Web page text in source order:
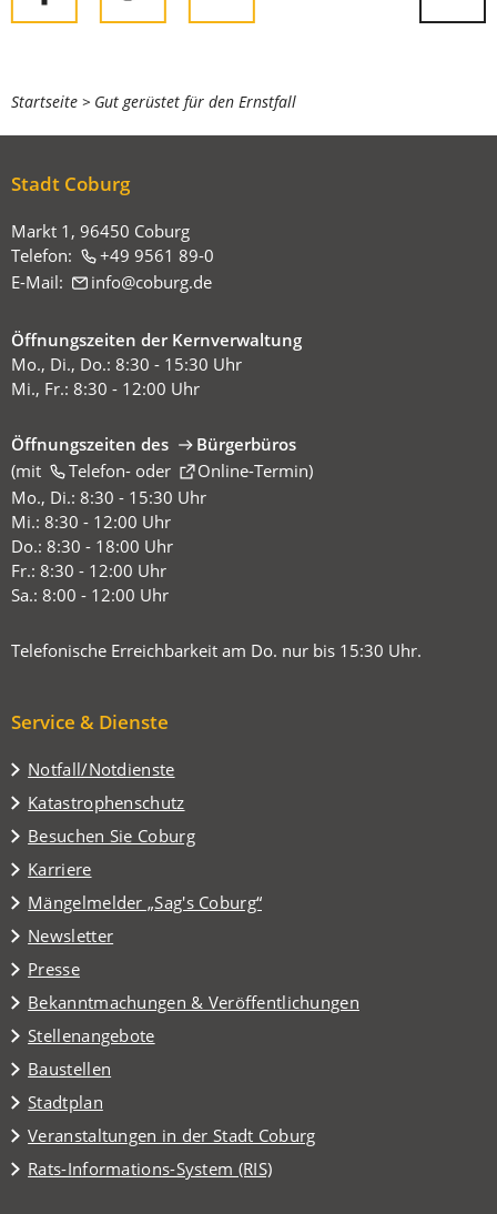
Sie
befinden
sich
Startseite Gut gerüstet für den Ernstfall
Stadt Coburg
Markt 1, 96450 Coburg
Telefon:
+49 9561 89-0
E-Mail:
info coburg de
Öffnungszeiten der Kernverwaltung
Mo., Di., Do.: 8:30 - 15:30 Uhr
Mi., Fr.: 8:30 - 12:00 Uhr
Öffnungszeiten des
Bürgerbüros
(mit
Telefon-oder Online-Termin
(Öffnet
in
einem
neuen
Tab)
)
Mo., Di.: 8:30 - 15:30 Uhr
Mi.: 8:30 - 12:00 Uhr
Do.: 8:30 - 18:00 Uhr
Fr.: 8:30 - 12:00 Uhr
Sa.: 8:00 - 12:00 Uhr
Telefonische Erreichbarkeit am Do. nur bis 15:30 Uhr.
Service & Dienste
Notfall/Notdienste
Katastrophenschutz
Besuchen Sie Coburg
(Öffnet
in
einem
neuen
Tab)
Karriere
Mängelmelder „Sag's Coburg“
(Öffnet
in
einem
neuen
Tab)
Newsletter
Presse
Bekanntmachungen & Veröffentlichungen
Stellenangebote
Baustellen
Stadtplan
(Öffnet
in
einem
neuen
Veranstaltungen in der Stadt Coburg
(Öffnet
in
einem
Rats-Informations-System (RIS)
(Öffnet